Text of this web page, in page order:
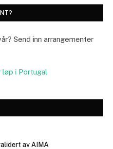
Send inn arrangementer
løp i Portugal
av AIMA